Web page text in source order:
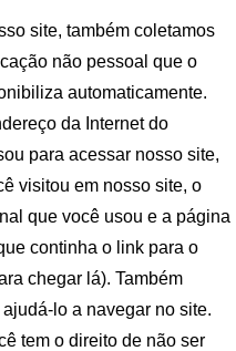
site, também coletamos
não pessoal que o
automaticamente.
da Internet do
para acessar nosso site,
visitou em nosso site, o
que você usou e a página
continha o link para o
chegar lá). Também
lo a navegar no site.
tem o direito de não ser